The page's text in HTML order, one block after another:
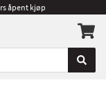
åpent kjøp